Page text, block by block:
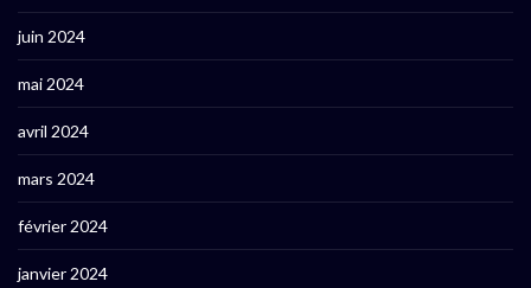
juin 2024
mai 2024
avril 2024
mars 2024
février 2024
janvier 2024